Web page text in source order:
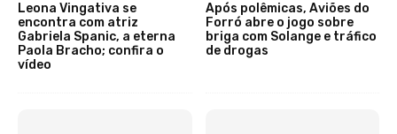
Leona Vingativa se
encontra com atriz
Gabriela Spanic, a eterna
Paola Bracho; confira o
vídeo
Após polêmicas, Aviões do
Forró abre o jogo sobre
briga com Solange e tráfico
de drogas